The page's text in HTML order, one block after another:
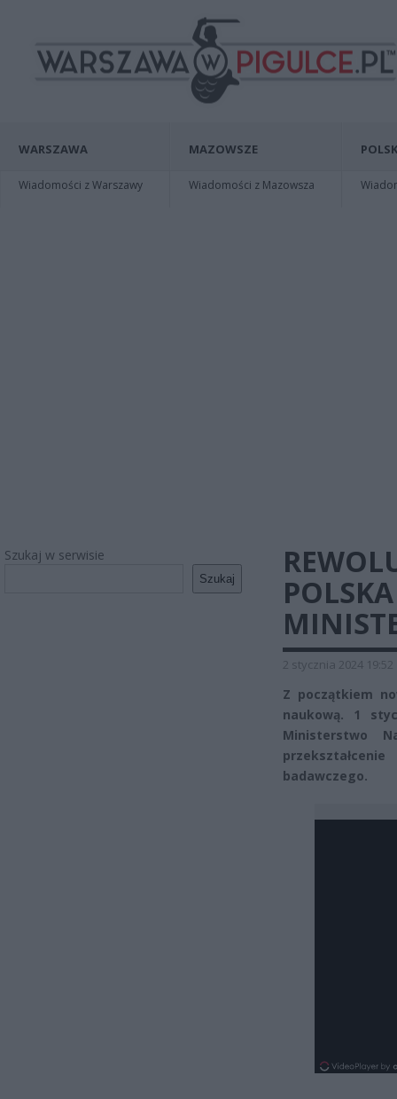
WARSZAWA
Wiadomości z Warszawy
MAZOWSZE
Wiadomości z Mazowsza
Szukaj w serwisie
Szukaj
2 stycznia 2024 19:52
Z początkiem
naukową. 1
Ministerstwo
badawczego.